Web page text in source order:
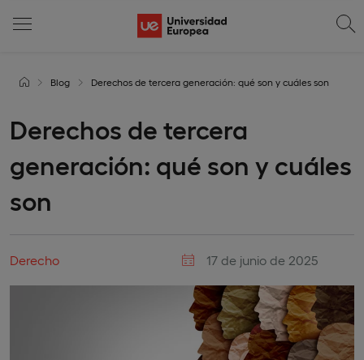
Blog Derechos de tercera generación: qué son y cuáles son
Derechos de tercera
generación: qué son y cuáles
son
Derecho 17 de junio de 2025